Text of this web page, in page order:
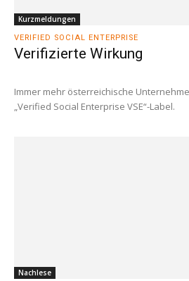
Kurzmeldungen
VERIFIED SOCIAL ENTERPRISE
Verifizierte Wirkung
Immer mehr österreichische
„Verified Social Enterprise VSE“-Label.
Nachlese